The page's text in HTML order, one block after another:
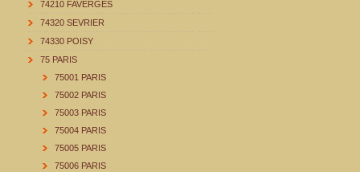
74210 FAVERGES
74320 SEVRIER
74330 POISY
75 PARIS
75001 PARIS
75002 PARIS
75003 PARIS
75004 PARIS
75005 PARIS
75006 PARIS